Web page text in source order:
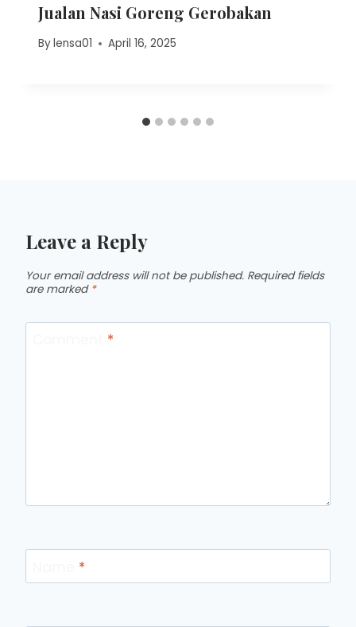
Jualan Nasi Goreng Gerobakan
Bylensa01 April 16, 2025
Leave a Reply
Your email address will not be published. Required fields
are marked *
*
*